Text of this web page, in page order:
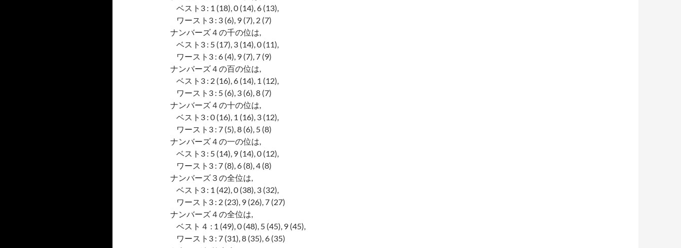
ベスト3 : 1 (18), 0 (14), 6 (13),
ワースト3 : 3 (6), 9 (7), 2 (7)
ナンバーズ４の千の位は,
ベスト3 : 5 (17), 3 (14), 0 (11),
ワースト3 : 6 (4), 9 (7), 7 (9)
ナンバーズ４の百の位は,
ベスト3 : 2 (16), 6 (14), 1 (12),
ワースト3 : 5 (6), 3 (6), 8 (7)
ナンバーズ４の十の位は,
ベスト3 : 0 (16), 1 (16), 3 (12),
ワースト3 : 7 (5), 8 (6), 5 (8)
ナンバーズ４の一の位は,
ベスト3 : 5 (14), 9 (14), 0 (12),
ワースト3 : 7 (8), 6 (8), 4 (8)
ナンバーズ３の全位は,
ベスト3 : 1 (42), 0 (38), 3 (32),
ワースト3 : 2 (23), 9 (26), 7 (27)
ナンバーズ４の全位は,
ベスト４ : 1 (49), 0 (48), 5 (45), 9 (45),
ワースト3 : 7 (31), 8 (35), 6 (35)